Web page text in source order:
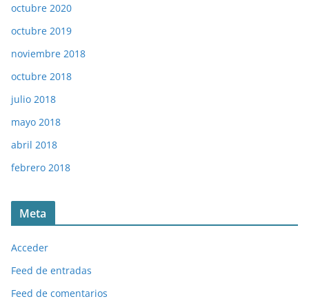
octubre 2020
octubre 2019
noviembre 2018
octubre 2018
julio 2018
mayo 2018
abril 2018
febrero 2018
Meta
Acceder
Feed de entradas
Feed de comentarios